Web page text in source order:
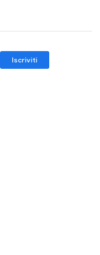
Iscriviti